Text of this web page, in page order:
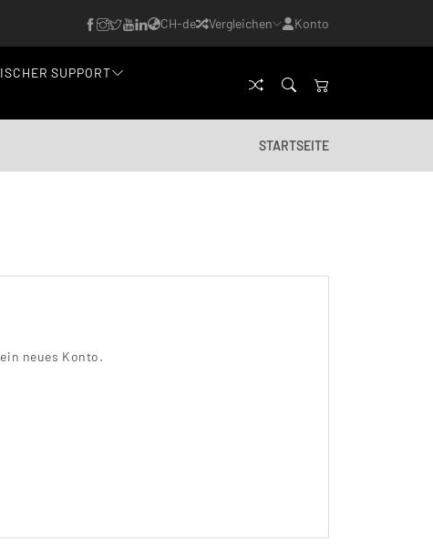
CH-de Vergleichen Konto
SUPPORT
STARTSEITE
neues Konto.